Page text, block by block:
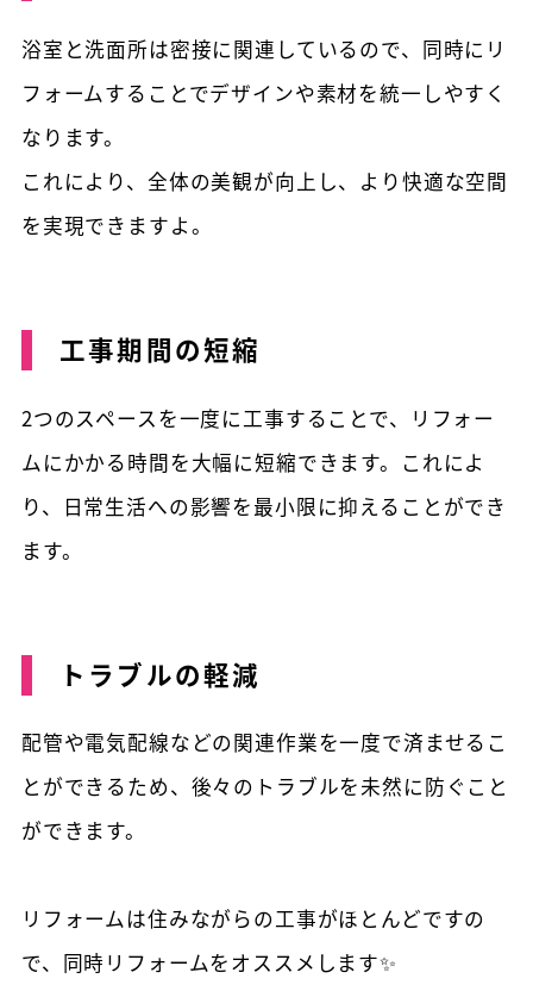
浴室と洗面所は密接に関連しているので、同時にリ
フォームすることでデザインや素材を統一しやすく
なります。
これにより、全体の美観が向上し、より快適な空間
を実現できますよ。
工事期間の短縮
2つのスペースを一度に工事することで、リフォー
ムにかかる時間を大幅に短縮できます。これによ
り、日常生活への影響を最小限に抑えることができ
ます。
トラブルの軽減
配管や電気配線などの関連作業を一度で済ませるこ
とができるため、後々のトラブルを未然に防ぐこと
ができます。
リフォームは住みながらの工事がほとんどですの
で、同時リフォームをオススメします✨